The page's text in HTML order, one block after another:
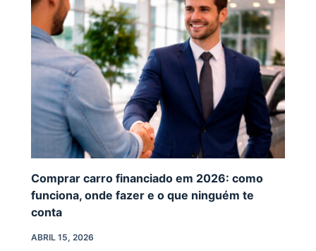
Comprar carro financiado em 2026: como
funciona, onde fazer e o que ninguém te
conta
ABRIL 15, 2026